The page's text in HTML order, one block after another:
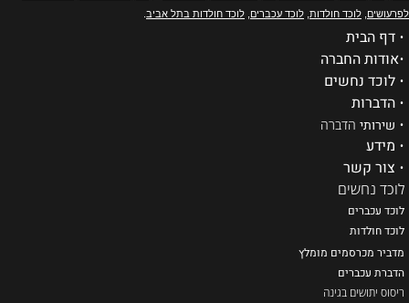
לפרעושים לוכד חולדות לוכד עכברים לוכד חולדות בתל אביב
• דף הבית
•אודות החברה
• לוכד נחשים
• הדברות
• שירותי הדברה
• מידע
• צור קשר
לוכד נחשים
לוכד עכברים
לוכד חולדות
מדביר מכרסמים מומלץ
הדברת עכברים
ריסוס יתושים בגינה